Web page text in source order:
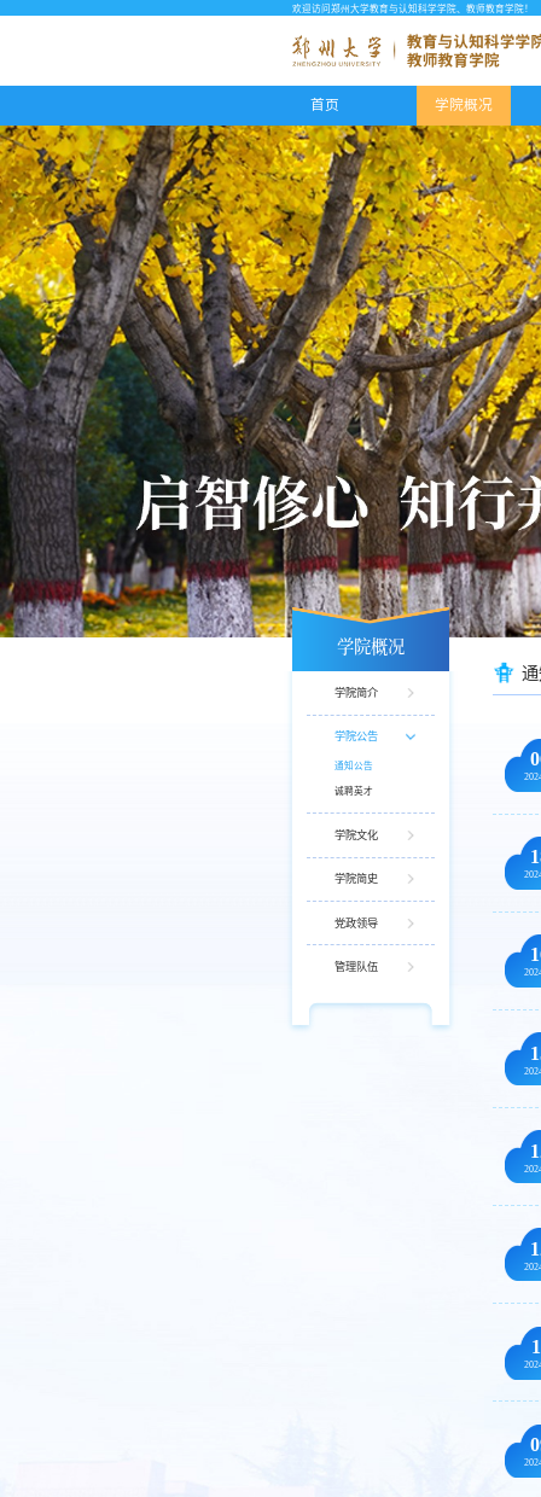
欢迎访问郑州大学教育与认知科学学院、教师教育学院！
首页 学院概况
学院概况
学院简介
学院公告
通知公告
诚聘英才
学院文化
学院简史
党政领导
管理队伍